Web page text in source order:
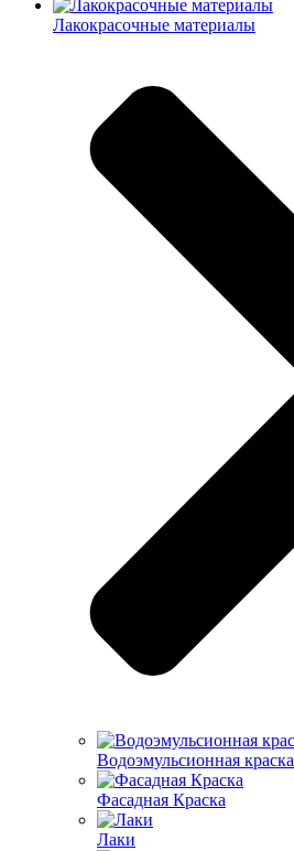
Лакокрасочные материалы
Водоэмульсионная краска
Фасадная Краска
Лаки